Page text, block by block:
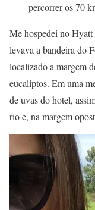
percorrer os 70
Me hospedei no
levava a bandeira do
localizado a margem
eucaliptos. Em uma
de uvas do hotel,
rio e, na margem